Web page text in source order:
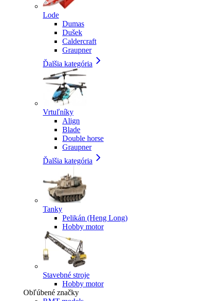
Lode
Dumas
Dušek
Caldercraft
Graupner
Ďalšia kategória
Vrtuľníky
Align
Blade
Double horse
Graupner
Ďalšia kategória
Tanky
Pelikán (Heng Long)
Hobby motor
Stavebné stroje
Hobby motor
Obľúbené značky